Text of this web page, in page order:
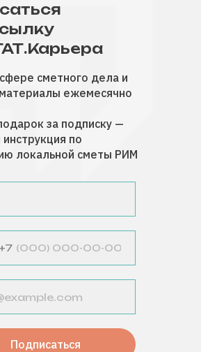
сметного дела и
ежемесячно
за подписку —
по
локальной сметы РИМ
+7
Подписаться